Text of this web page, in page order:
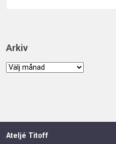
Arkiv
Arkiv
Ateljé Titoff